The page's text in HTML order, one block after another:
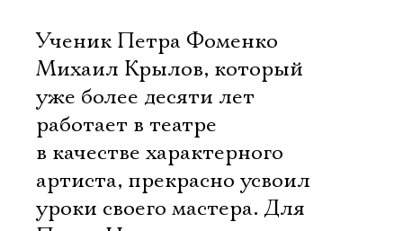
Ученик Петра Фоменко 
Михаил Крылов, который
уже более десяти лет
работает в театре
в качестве характерного
артиста, прекрасно усвоил
уроки своего мастера. Для